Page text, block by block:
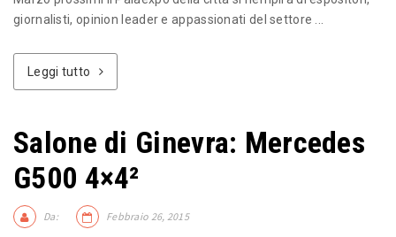
giornalisti, opinion leader e appassionati del settore ...
Leggi tutto
Salone di Ginevra: Mercedes
G500 4×4²
Da: Febbraio 26, 2015